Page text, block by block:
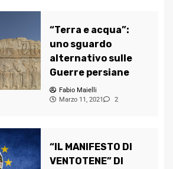
“Terra e acqua”:
uno sguardo
alternativo sulle
Guerre persiane
Fabio Maielli
Marzo 11, 2021
2
“IL MANIFESTO DI
VENTOTENE” DI